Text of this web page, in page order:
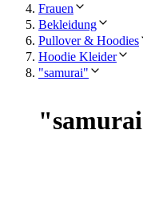
Frauen
Bekleidung
Pullover & Hoodies
Hoodie Kleider
"samurai"
"samurai